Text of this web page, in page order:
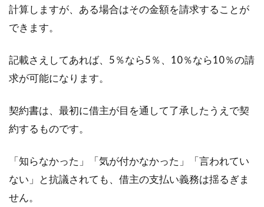
農地は日本の食料受給率維持のためになくては
少額訴訟の費用は相手負担にでき
る？弁護士に依頼する場合
計算しますが、ある場合はその金額を請求することが
できます。
記載さえしてあれば、5％なら5％、10％なら10％の請
求が可能になります。
契約書は、最初に借主が目を通して了承したうえで契
約するものです。
「知らなかった」「気が付かなかった」「言われてい
ない」と抗議されても、借主の支払い義務は揺るぎま
せん。